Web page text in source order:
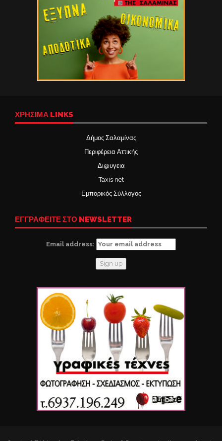
ΧΡΉΣΙΜΑ LINKS
Δήμος Σαλαμίνας
Περιφέρεια Αττικής
Δι@υγεια
Taxis net
Εμπορικός Σύλλογος
ΕΓΓΡΑΦΕΙΤΕ ΣΤΟ NEWSLETTER
Email address: